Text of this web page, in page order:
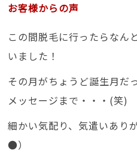
お客様からの声
この間脱毛に行ったらなん
いました！
その月がちょうど誕生月だ
メッセージまで・・・(笑)
細かい気配り、気遣いあり
●）